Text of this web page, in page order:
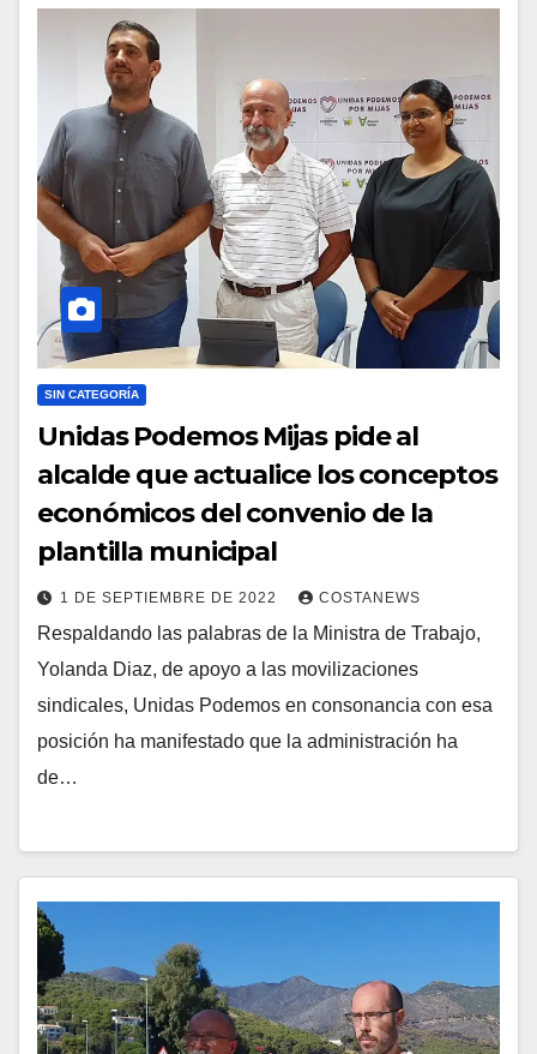
SIN CATEGORÍA
Unidas Podemos Mijas pide al
alcalde que actualice los conceptos
económicos del convenio de la
plantilla municipal
1 DE SEPTIEMBRE DE 2022 COSTANEWS
Respaldando las palabras de la Ministra de Trabajo,
Yolanda Diaz, de apoyo a las movilizaciones
sindicales, Unidas Podemos en consonancia con esa
posición ha manifestado que la administración ha
de…